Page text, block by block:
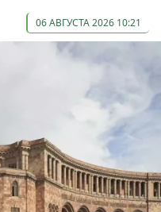
06 АВГУСТА 2026 10:21